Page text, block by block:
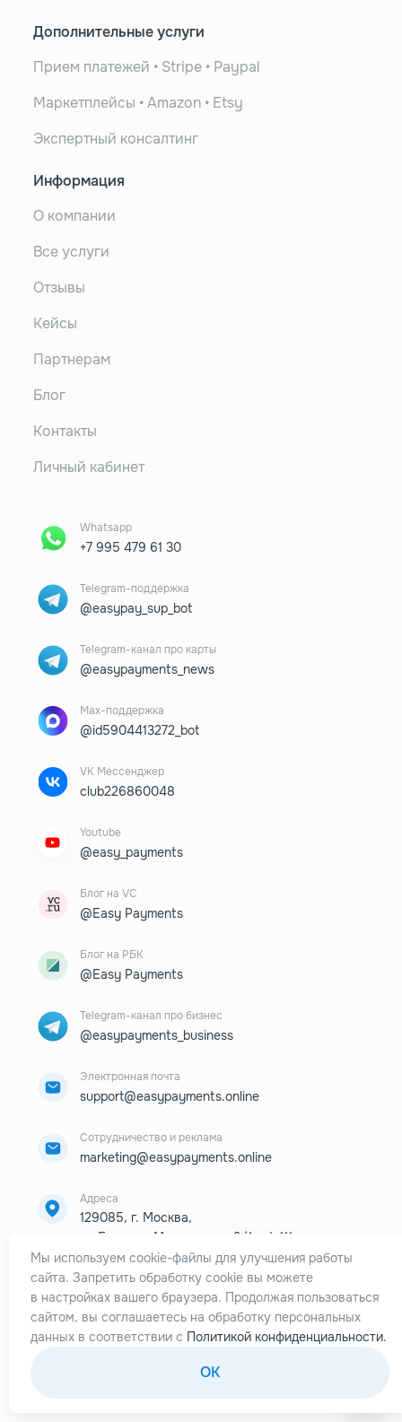
Дополнительные услуги
Прием платежей • Stripe • Paypal
Маркетплейсы • Amazon • Etsy
Экспертный консалтинг
Информация
О компании
Все услуги
Отзывы
Кейсы
Партнерам
Блог
Контакты
Личный кабинет
Whatsapp
+7 995 479 61 30
Telegram-поддержка
@easypay_sup_bot
Telegram-канал про карты
@easypayments_news
Max-поддержка
@id5904413272_bot
VK Мессенджер
club226860048
Youtube
@easy_payments
Блог на VC
@Easy Payments
Блог на РБК
@Easy Payments
Telegram-канал про бизнес
@easypayments_business
Электронная почта
support@easypayments.online
Сотрудничество и реклама
marketing@easypayments.online
Адреса
129085, г. Москва,
ул.Большая Марьинская, 9/1, оф.111
275 New N Rd,
PMB 3055, London, N1 7AA, UK
525 Randall Ave Cheyenne,
WY 82001, USA
Мы используем cookie-файлы для улучшения работы
сайта. Запретить обработку cookie вы можете
в настройках вашего браузера. Продолжая пользоваться
сайтом, вы соглашаетесь на обработку персональных
данных в соответствии с Политикой конфиденциальности.
OK